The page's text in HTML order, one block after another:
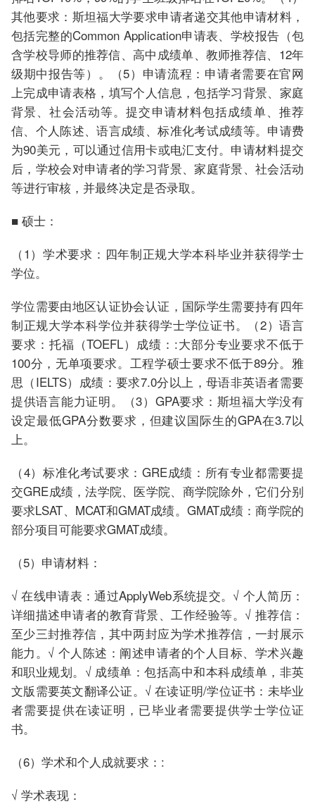
其他要求：斯坦福大学要求申请者递交其他申请材料，
包括完整的Common Application申请表、学校报告（包
含学校导师的推荐信、高中成绩单、教师推荐信、12年
级期中报告等）。（5）申请流程：申请者需要在官网
上完成申请表格，填写个人信息，包括学习背景、家庭
背景、社会活动等。提交申请材料包括成绩单、推荐
信、个人陈述、语言成绩、标准化考试成绩等。申请费
为90美元，可以通过信用卡或电汇支付。申请材料提交
后，学校会对申请者的学习背景、家庭背景、社会活动
等进行审核，并最终决定是否录取。
■ 硕士：
（1）学术要求：四年制正规大学本科毕业并获得学士
学位。
学位需要由地区认证协会认证，国际学生需要持有四年
制正规大学本科学位并获得学士学位证书。（2）语言
要求：托福（TOEFL）成绩：:大部分专业要求不低于
100分，无单项要求。工程学硕士要求不低于89分。雅
思（IELTS）成绩：要求7.0分以上，母语非英语者需要
提供语言能力证明。（3）GPA要求：斯坦福大学没有
设定最低GPA分数要求，但建议国际生的GPA在3.7以
上。
（4）标准化考试要求：GRE成绩：所有专业都需要提
交GRE成绩，法学院、医学院、商学院除外，它们分别
要求LSAT、MCAT和GMAT成绩。GMAT成绩：商学院的
部分项目可能要求GMAT成绩。
（5）申请材料：
√ 在线申请表：通过ApplyWeb系统提交。√ 个人简历：
详细描述申请者的教育背景、工作经验等。√ 推荐信：
至少三封推荐信，其中两封应为学术推荐信，一封展示
能力。√ 个人陈述：阐述申请者的个人目标、学术兴趣
和职业规划。√ 成绩单：包括高中和本科成绩单，非英
文版需要英文翻译公证。√ 在读证明/学位证书：未毕业
者需要提供在读证明，已毕业者需要提供学士学位证
书。
（6）学术和个人成就要求：:
√ 学术表现：